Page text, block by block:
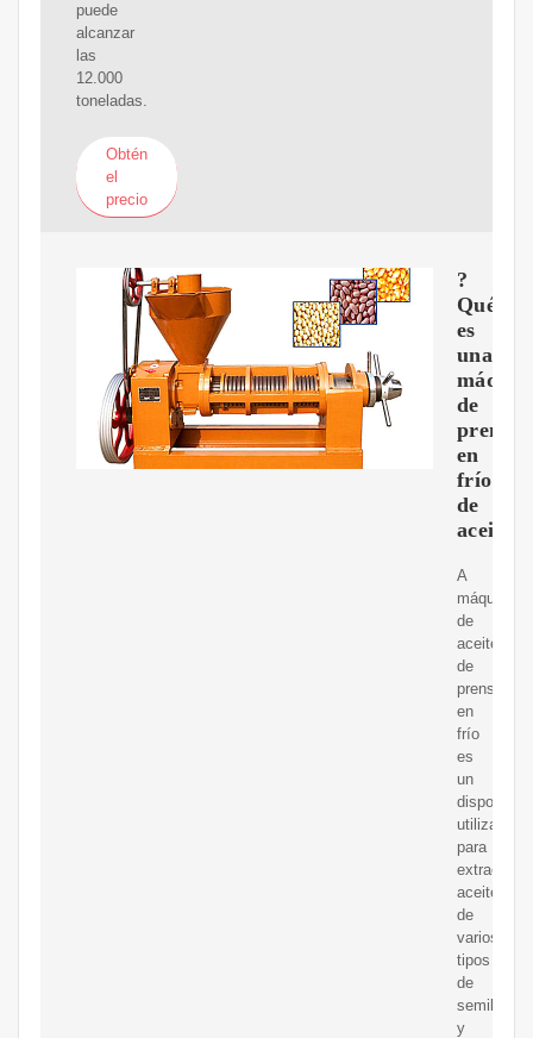
puede
alcanzar
las
12.000
toneladas.
Obtén
el
precio
?
Qué
es
una
de
en
frío
de
aceite
A
máquina
de
aceite
de
prensa
en
frío
es
un
dispositivo
utilizado
para
extraer
aceite
de
varios
tipos
de
semillas
y